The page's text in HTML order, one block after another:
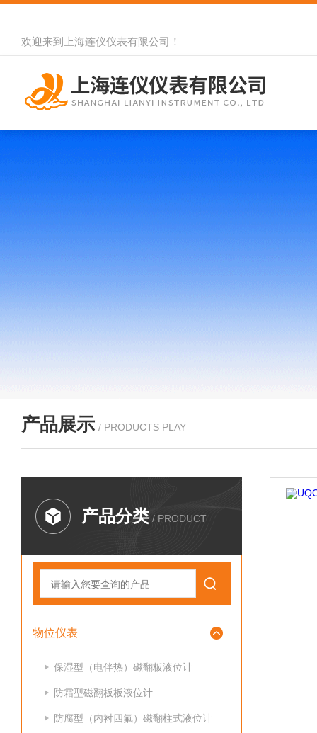
欢迎来到 上海连仪仪表有限公司 ！
产品展示 / PRODUCTS PLAY
产品分类 / PRODUCT
物位仪表
保湿型（电伴热）磁翻板液位计
防霜型磁翻板板液位计
防腐型（内衬四氟）磁翻柱式液位计